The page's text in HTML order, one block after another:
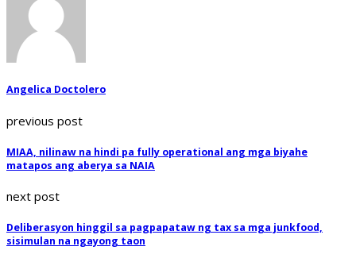
Angelica Doctolero
previous post
MIAA, nilinaw na hindi pa fully operational ang mga biyahe
matapos ang aberya sa NAIA
next post
Deliberasyon hinggil sa pagpapataw ng tax sa mga junkfood,
sisimulan na ngayong taon